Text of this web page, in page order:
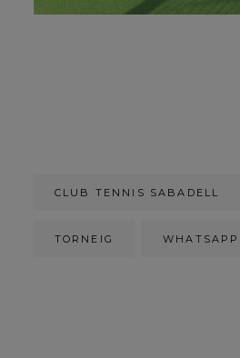
CLUB TENNIS SABADELL
TORNEIG WHATSAPP